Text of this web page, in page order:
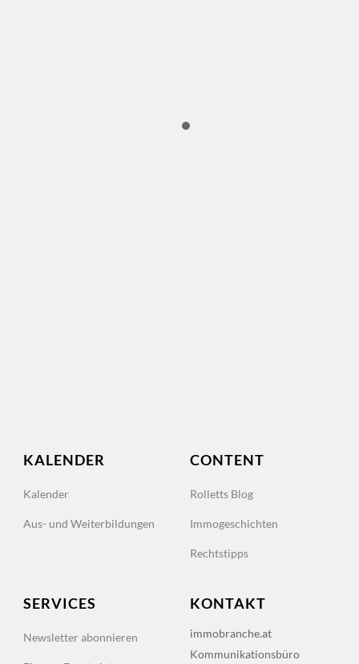
KALENDER
Kalender
Aus- und Weiterbildungen
CONTENT
Rolletts Blog
Immogeschichten
Rechtstipps
SERVICES
Newsletter abonnieren
KONTAKT
immobranche.at
Kommunikationsbüro